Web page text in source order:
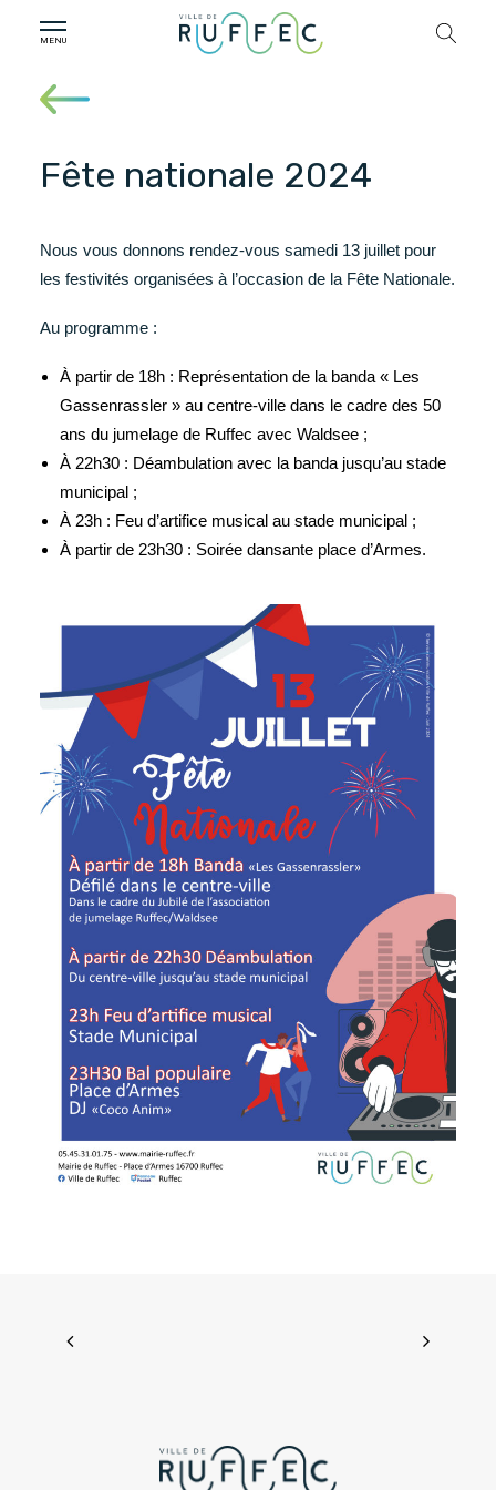
Fête nationale 2024
Nous vous donnons rendez-vous samedi 13 juillet pour
les festivités organisées à l’occasion de la Fête Nationale.
Au programme :
À partir de 18h : Représentation de la banda « Les
Gassenrassler » au centre-ville dans le cadre des 50
ans du jumelage de Ruffec avec Waldsee ;
À 22h30 : Déambulation avec la banda jusqu’au stade
municipal ;
À 23h : Feu d’artifice musical au stade municipal ;
À partir de 23h30 : Soirée dansante place d’Armes.